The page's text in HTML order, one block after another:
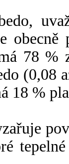
78 %
(0,08
18 %